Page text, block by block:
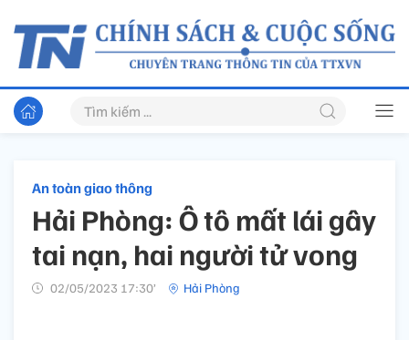
An toàn giao thông
Hải Phòng: Ô tô mất lái gây
tai nạn, hai người tử vong
02/05/2023 17:30’ Hải Phòng